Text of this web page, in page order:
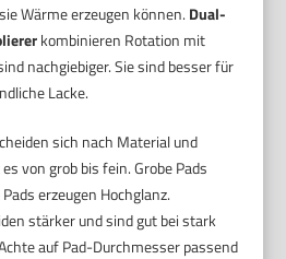
Wärme erzeugen können. Dual-
kombinieren Rotation mit
nachgiebiger. Sie sind besser für
Lacke.
sich nach Material und
von grob bis fein. Grobe Pads
erzeugen Hochglanz.
stärker und sind gut bei stark
auf Pad-Durchmesser passend